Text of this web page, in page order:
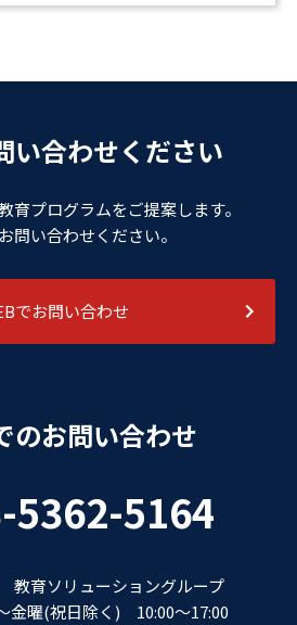
い合わせください
育プログラムをご提案します。
問い合わせください。
でお問い合わせ
のお問い合わせ
5362-5164
育ソリューショングループ
曜(祝日除く) 10:00～17:00